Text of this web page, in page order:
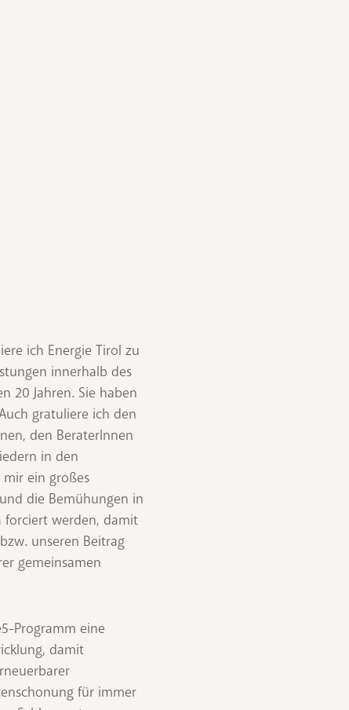
ich Energie Tirol zu
innerhalb des
20 Jahren. Sie haben
gratuliere ich den
den BeraterInnen
in den
mir ein großes
die Bemühungen in
forciert werden, damit
unseren Beitrag
gemeinsamen
Programm eine
damit
für immer